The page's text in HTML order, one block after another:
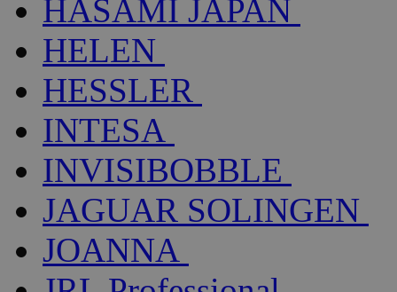
HASAMI JAPAN
HELEN
HESSLER
INTESA
INVISIBOBBLE
JAGUAR SOLINGEN
JOANNA